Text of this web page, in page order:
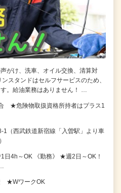
がけ、洗車、オイル交換、清算対
スタンドはセルフサービスのため、
。給油業務はありません！ …
★危険物取扱資格所持者はプラス1
1（西武鉄道新宿線「入曽駅」より車
日4h～OK 《勤務》 ★週2日～OK！
★WワークOK